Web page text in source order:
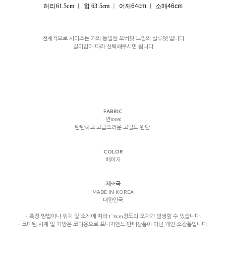
허리61.5cm ㅣ 힙 63.5cm ㅣ 어깨64cm ㅣ 소매46cm
전체적으로 사이즈는 거의 동일한 오버핏 느낌의 실루엣 입니다
길이감에 따라 선택해주시면 됩니다
FABRIC
면100%
탄탄하고 고급스러운 고밀도 원단
COLOR
베이지
제조국
MADE IN KOREA
대한민국
- 측정 방법이나 위치 및 소재에 따라 1~3cm정도의 오차가 발생할 수 있습니다.
- 코디된 시계 및 가방은 코디용으로 포니지엔느 판매상품이 아닌 개인 소장품입니다.